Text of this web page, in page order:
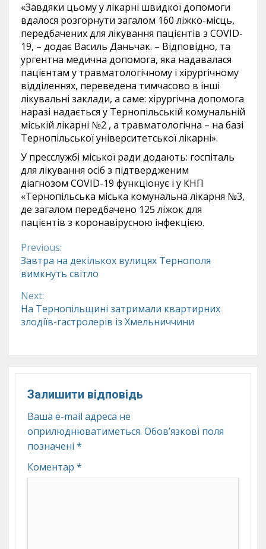
«Завдяки цьому у лікарні швидкої допомоги
вдалося розгорнути загалом 160 ліжко-місць,
передбачених для лікування пацієнтів з COVID-
19, – додає Василь Даньчак. – Відповідно, та
ургентна медична допомога, яка надавалася
пацієнтам у травматологічному і хірургічному
відділеннях, переведена тимчасово в інші
лікувальні заклади, а саме: хірургічна допомога
наразі надається у Тернопільській комунальній
міській лікарні №2 , а травматологічна – на базі
Тернопільської університетської лікарні».
У пресслужбі міської ради додають: госпіталь
для лікування осіб з підтвердженим
діагнозом COVID-19 функціонує і у КНП
«Тернопільська міська комунальна лікарня №3,
де загалом передбачено 125 ліжок для
пацієнтів з коронавірусною інфекцією.
Continue
Reading
Previous:
Завтра на декількох вулицях Тернополя
вимкнуть світло
Next:
На Тернопільщині затримали квартирних
злодіїв-гастролерів із Хмельниччини
Залишити відповідь
Ваша e-mail адреса не
оприлюднюватиметься. Обов’язкові поля
позначені *
Коментар *